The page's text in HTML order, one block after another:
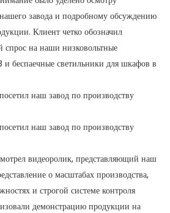
завода и подробному обсуждению
Клиент четко обозначил
спрос на наши низковольтные
беспаечные светильники для шкафов в
видеоролик, представляющий наш
о масштабах производства,
и строгой системе контроля
демонстрацию продукции на